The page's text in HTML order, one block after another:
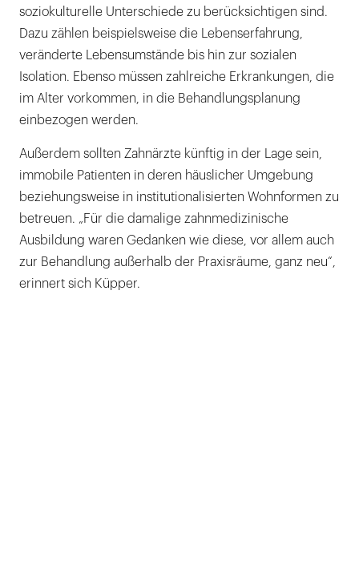
soziokulturelle Unterschiede zu berücksichtigen sind.
Dazu zählen beispielsweise die Lebenserfahrung,
veränderte Lebensumstände bis hin zur sozialen
Isolation. Ebenso müssen zahlreiche Erkrankungen, die
im Alter vorkommen, in die Behandlungsplanung
einbezogen werden.
Außerdem sollten Zahnärzte künftig in der Lage sein,
immobile Patienten in deren häuslicher Umgebung
beziehungsweise in institutionalisierten Wohnformen zu
betreuen. „Für die ­damalige zahnmedizinische
Ausbildung waren Gedanken wie diese, vor allem auch
zur Behandlung außerhalb der Praxisräume, ganz neu“,
erinnert sich Küpper.